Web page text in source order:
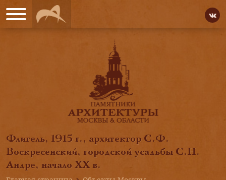
Флигель, 1915 г., архитектор С.Ф.
Воскресенский, городской усадьбы С.Н.
Андре, начало XX в.